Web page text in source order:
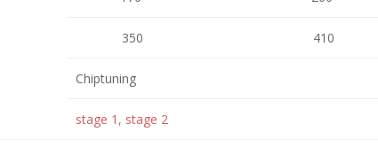
350 410
Chiptuning
stage 1, stage 2